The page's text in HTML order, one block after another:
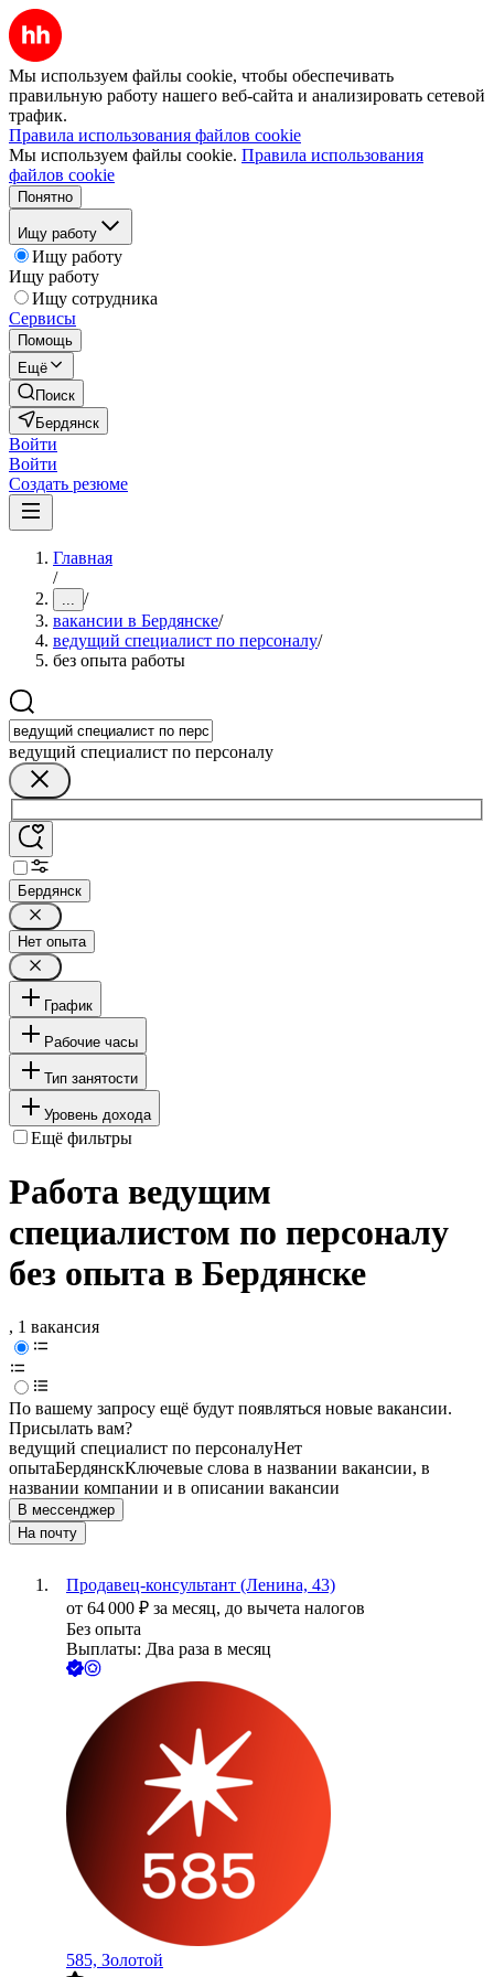
Мы используем файлы cookie, чтобы обеспечивать
правильную работу нашего веб-сайта и анализировать сетевой
трафик.
Правила использования файлов cookie
Мы используем файлы cookie. Правила использования
файлов cookie
Понятно
Ищу работу
Ищу работу
Ищу работу
Ищу сотрудника
Сервисы
Помощь
Ещё
Поиск
Бердянск
Войти
Войти
Создать резюме
Главная
/
... /
вакансии в Бердянске/
ведущий специалист по персоналу/
без опыта работы
ведущий специалист по персоналу
Бердянск
Нет опыта
График
Рабочие часы
Тип занятости
Уровень дохода
Ещё фильтры
Работа ведущим
специалистом по персоналу
без опыта в Бердянске
, 1 вакансия
По вашему запросу ещё будут появляться новые вакансии.
Присылать вам?
ведущий специалист по персоналуНет
опытаБердянскКлючевые слова в названии вакансии, в
названии компании и в описании вакансии
В мессенджер
На почту
Продавец-консультант (Ленина, 43)
от 64 000 ₽ за месяц, до вычета налогов
Без опыта
Выплаты: Два раза в месяц
585, Золотой